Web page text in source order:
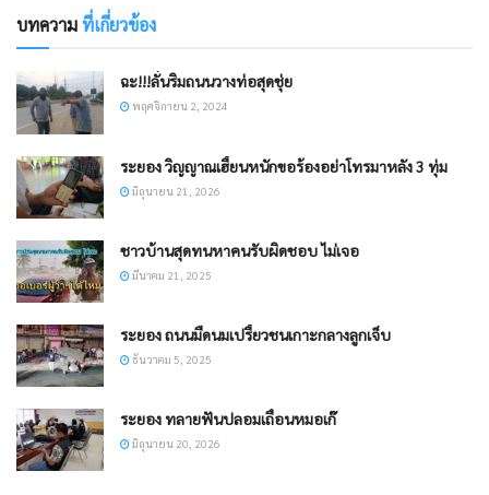
บทความที่เกี่ยวข้อง
ฉะ!!!ลั่นริมถนนวางท่อสุดชุ่ย
พฤศจิกายน 2, 2024
ระยอง วิญญาณเฮี้ยนหนักขอร้องอย่าโทรมาหลัง 3 ทุ่ม
มิถุนายน 21, 2026
ชาวบ้านสุดทนหาคนรับผิดชอบ ไม่เจอ
มีนาคม 21, 2025
ระยอง ถนนมืดนมเปรี้ยวชนเกาะกลางลูกเจ็บ
ธันวาคม 5, 2025
ระยอง ทลายฟันปลอมเถื่อนหมอเก๊
มิถุนายน 20, 2026